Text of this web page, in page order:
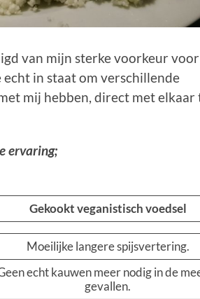
van mijn sterke voorkeur voor
in staat om verschillende
mij hebben, direct met elkaar
ervaring;
Gekookt veganistisch voedsel
Moeilijke langere spijsvertering.
echt kauwen meer nodig in de
gevallen.